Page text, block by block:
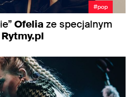
#pop
Ofeliaze specjalnym
Rytmy.pl